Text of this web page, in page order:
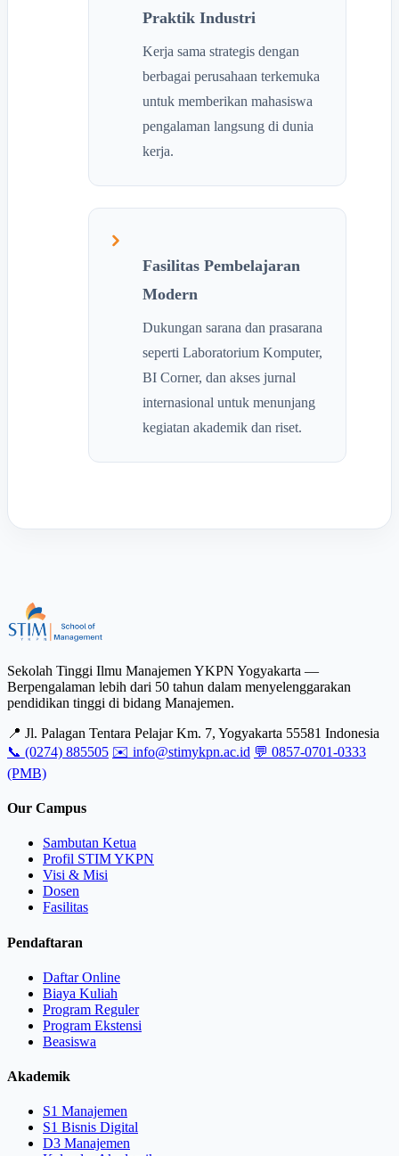
Praktik Industri
Kerja sama strategis dengan
berbagai perusahaan terkemuka
untuk memberikan mahasiswa
pengalaman langsung di dunia
kerja.
Fasilitas Pembelajaran
Modern
Dukungan sarana dan prasarana
seperti Laboratorium Komputer,
BI Corner, dan akses jurnal
internasional untuk menunjang
kegiatan akademik dan riset.
Sekolah Tinggi Ilmu Manajemen YKPN Yogyakarta —
Berpengalaman lebih dari 50 tahun dalam menyelenggarakan
pendidikan tinggi di bidang Manajemen.
📍 Jl. Palagan Tentara Pelajar Km. 7, Yogyakarta 55581 Indonesia
📞 (0274) 885505 ✉️ info@stimykpn.ac.id 💬 0857-0701-0333
(PMB)
Our Campus
Sambutan Ketua
Profil STIM YKPN
Visi & Misi
Dosen
Fasilitas
Pendaftaran
Daftar Online
Biaya Kuliah
Program Reguler
Program Ekstensi
Beasiswa
Akademik
S1 Manajemen
S1 Bisnis Digital
D3 Manajemen